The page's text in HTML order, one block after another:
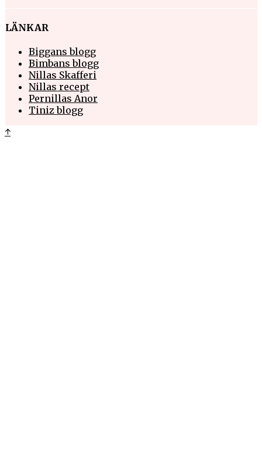
LÄNKAR
Biggans blogg
Bimbans blogg
Nillas Skafferi
Nillas recept
Pernillas Anor
Tiniz blogg
↑